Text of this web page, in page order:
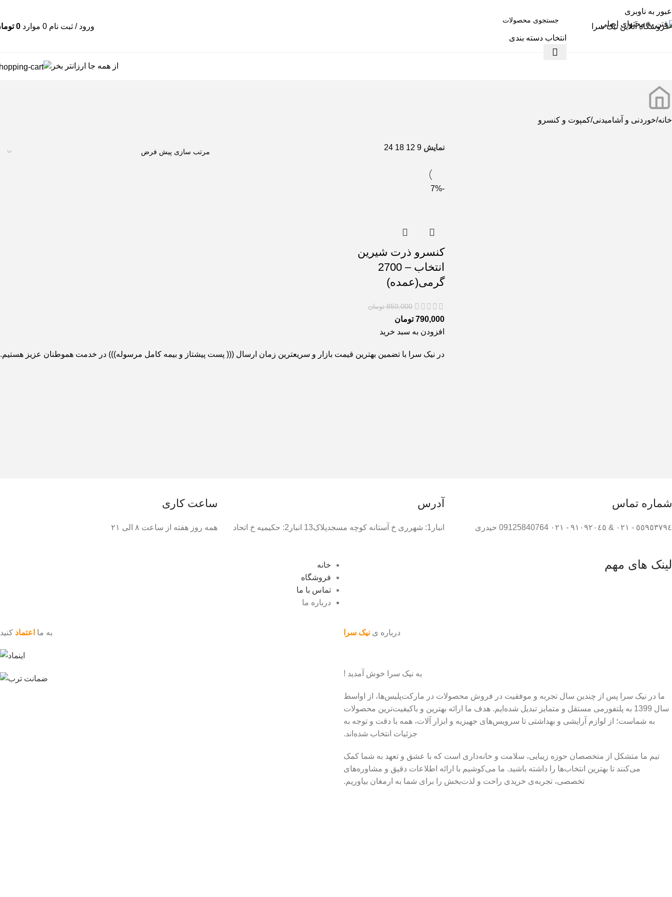
عبور به ناوبری
رفتن به محتوای اصلی
انتخاب دسته بندی
ورود / ثبت نام 0 موارد 0
از همه جا ارزانتر بخر
خانه خوردنی و آشامیدنی کمپوت و کنسرو
نمایش 9
12
18
24
-7%
کنسرو ذرت شیرین
انتخاب – 2700
گرمی(عمده)
850,000 تومان
790,000 تومان
افزودن به سبد خرید
در نیک سرا با تضمین بهترین قیمت بازار و سریعترین زمان ارسال ((( پست پیشتاز و بیمه کامل مرسوله))) در خدمت هموطنان عزیز هستیم.
شماره تماس
٥٥٩٥٣٧٩٤ - ٠٢١ & ٩١٠٩٢٠٤٥ - ٠٢١ 09125840764 حیدری
آدرس
انبار1: شهرری خ آستانه کوچه مسجدپلاک13 انبار2: حکیمیه خ اتحاد
ساعت کاری
همه روز هفته از ساعت ٨ الی ۲۱
لینک های مهم
خانه
فروشگاه
تماس با ما
درباره ما
درباره ی نیک سرا
به نیک سرا خوش آمدید !
ما در نیک سرا پس از چندین سال تجربه و موفقیت در فروش محصولات در مارکت‌پلیس‌ها، از اواسط
سال 1399 به پلتفورمی مستقل و متمایز تبدیل شده‌ایم. هدف ما ارائه بهترین و باکیفیت‌ترین محصولات
به شماست؛ از لوازم آرایشی و بهداشتی تا سرویس‌های جهیزیه و ابزار آلات، همه با دقت و توجه به
جزئیات انتخاب شده‌اند.
تیم ما متشکل از متخصصان حوزه زیبایی، سلامت و خانه‌داری است که با عشق و تعهد به شما کمک
می‌کنند تا بهترین انتخاب‌ها را داشته باشید. ما می‌کوشیم با ارائه اطلاعات دقیق و مشاوره‌های
تخصصی، تجربه‌ی خریدی راحت و لذت‌بخش را برای شما به ارمغان بیاوریم.
به ما اعتماد کنید